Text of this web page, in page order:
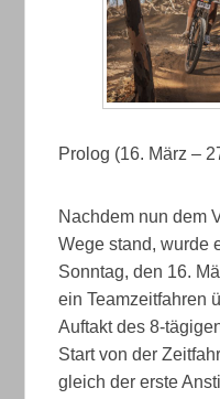
Prolog (16. März –
Nachdem nun dem
Wege stand, wurde
Sonntag, den 16.
ein Teamzeitfahren
Auftakt des 8-
Start von der
gleich der erste